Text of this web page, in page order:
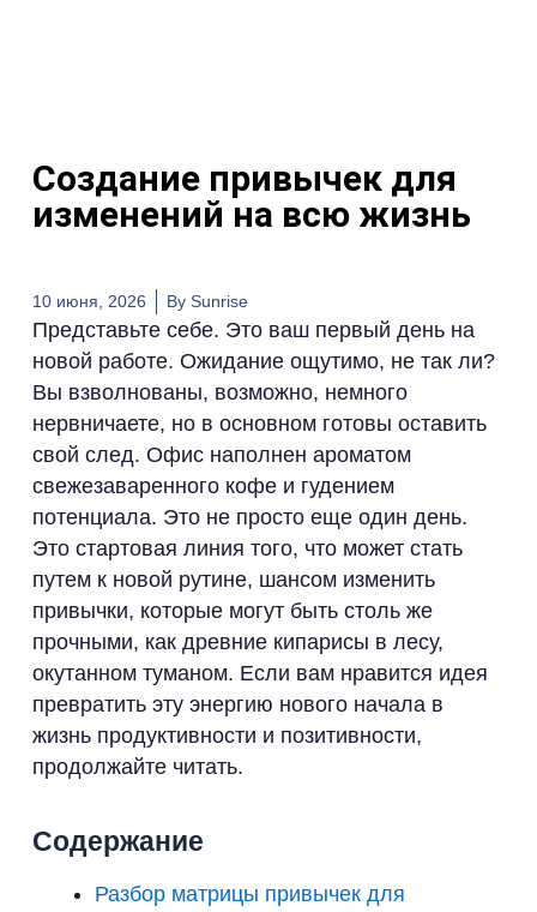
Создание привычек для
изменений на всю жизнь
10 июня, 2026 BySunrise
Представьте себе. Это ваш первый день на
новой работе. Ожидание ощутимо, не так ли?
Вы взволнованы, возможно, немного
нервничаете, но в основном готовы оставить
свой след. Офис наполнен ароматом
свежезаваренного кофе и гудением
потенциала. Это не просто еще один день.
Это стартовая линия того, что может стать
путем к новой рутине, шансом изменить
привычки, которые могут быть столь же
прочными, как древние кипарисы в лесу,
окутанном туманом. Если вам нравится идея
превратить эту энергию нового начала в
жизнь продуктивности и позитивности,
продолжайте читать.
Содержание
Разбор матрицы привычек для